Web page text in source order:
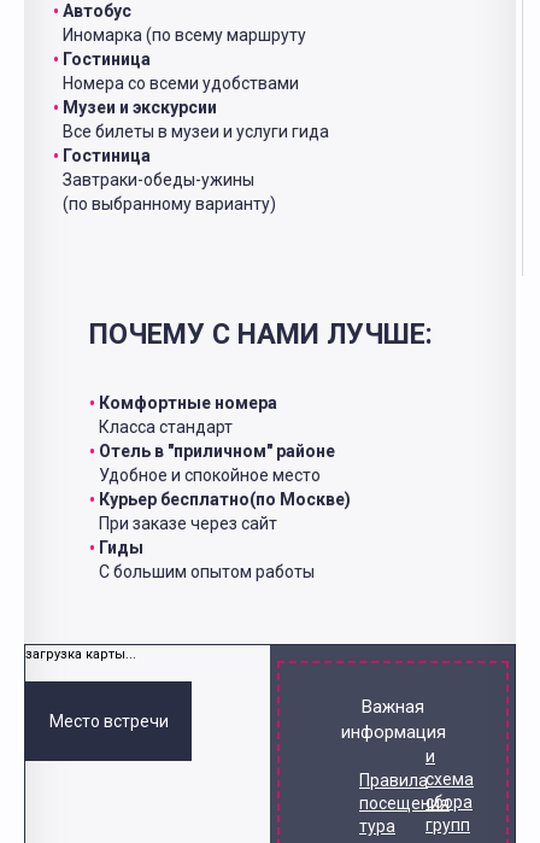
Автобус
Иномарка (по всему маршруту
Гостиница
Номера со всеми удобствами
Музеи и экскурсии
Все билеты в музеи и услуги гида
Гостиница
Завтраки-обеды-ужины
(по выбранному варианту)
ПОЧЕМУ С НАМИ ЛУЧШЕ:
Комфортные номера
Класса стандарт
Отель в "приличном" районе
Удобное и спокойное место
Курьер бесплатно(по Москве)
При заказе через сайт
Гиды
С большим опытом работы
загрузка карты...
Место встречи
Важная
информация
Правила
посещения
тура
и
схема
сбора
групп